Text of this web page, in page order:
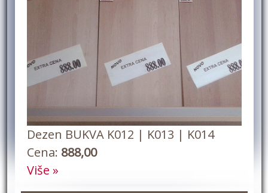
Dezen BUKVA K012 | K013 | K014
Cena: 888,00
Više »